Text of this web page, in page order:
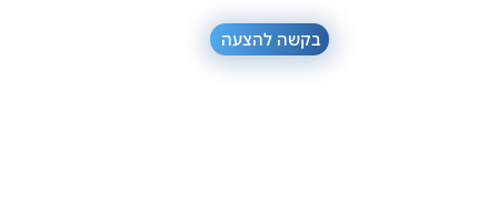
בקשה להצעה